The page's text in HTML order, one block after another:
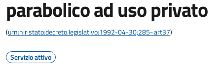
parabolico ad uso privato
(urn:nir:stato:decreto.legislativo:1992-04-30;285~art37)
Servizio attivo